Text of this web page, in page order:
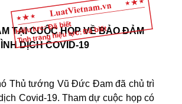
Hiệu lực: Đã biết
Tình trạng hiệu lực: Đã biết
TẠI CUỘC HỌP VỀ BẢO ĐẢM
DỊCH COVID-19
Thủ tướng Vũ Đức Đam đã chủ trì
Covid-19. Tham dự cuộc họp có